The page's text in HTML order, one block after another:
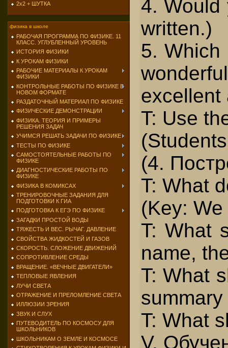
2х2 + ШУТКА
физика в школе
РАБОЧАЯ ПРОГРАММА ПО ФИЗИКЕ. 11
КЛАСС. УГЛУБЛЕННЫЙ УРОВЕНЬ
ИСТОРИЯ ФИЗИКИ
К УРОКАМ ФИЗИКИ
РАБОЧИЕ МАТЕРИАЛЫ К УРОКАМ
ФИЗИКИ
КОНТРОЛЬНЫЕ РАБОТЫ ПО ФИЗИКЕ В
НОВОМ ФОРМАТЕ
РАЗДАТОЧНЫЙ МАТЕРИАЛ ПО ФИЗИКЕ
ФИЗИЧЕСКИЕ ДЕМОНСТРАЦИИ
ФИЗИКА. ТЕОРИЯ И ПРИМЕРЫ
РЕШЕНИЯ ЗАДАЧ
УЧИМСЯ РЕШАТЬ ЗАДАЧИ ПО ФИЗИКЕ
ТЕСТЫ ПО ФИЗИКЕ
САМОСТОЯТЕЛЬНЫЕ РАБОТЫ ПО
ФИЗИКЕ
ДИАГНОСТИЧЕСКИЕ РАБОТЫ ПО
ФИЗИКЕ
ФИЗИКА В КОМИКСАХ
ТРЕНИРОВОЧНЫЕ ЗАДАНИЯ ДЛЯ
ПОДГОТОВКИ К ГИА
ПОДГОТОВКА К ЕГЭ ПО ФИЗИКЕ
ЗАГАДКИ ПРОСТОЙ ВОДЫ
ТЯЖЕСТЬ И ВЕС. РЫЧАГ. ДАВЛЕНИЕ
СВОЙСТВА ЖИДКОСТЕЙ И ГАЗОВ
СКОРОСТЬ. СЛОЖЕНИЕ ДВИЖЕНИЙ
СОПРОТИВЛЕНИЕ СРЕДЫ
ВРАЩЕНИЕ. «ВЕЧНЫЕ ДВИГАТЕЛИ»
ТЕПЛОВЫЕ ЯВЛЕНИЯ
ЛУЧИ СВЕТА
ОТРАЖЕНИЕ И ПРЕЛОМЛЕНИЕ СВЕТА
ИЛЛЮЗИИ ЗРЕНИЯ
ЗВУК И СЛУХ
ПУТЕВОДИТЕЛЬ ПО КОСМОСУ ДЛЯ
ШКОЛЬНИКОВ
ШКОЛЬНИКАМ О ЗЕМЛЕ И КОСМОСЕ
4. Would
written.)
5. Which
excellent
T: Use
(4.
T: What
(Key:
T: What
name,
T: What
T: What
V.